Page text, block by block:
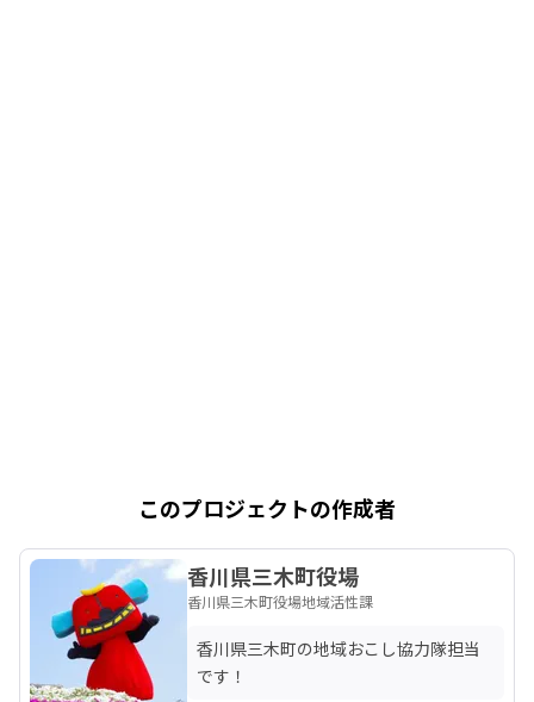
このプロジェクトの作成者
香川県三木町役場
香川県三木町役場地域活性課
香川県三木町の地域おこし協力隊担当
です！